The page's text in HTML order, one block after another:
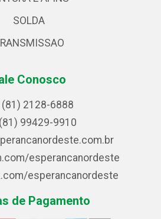
SOLDA
Conosco
(81) 2128-6888
(81) 99429-9910
esperancanordeste
esperancanordeste
de Pagamento